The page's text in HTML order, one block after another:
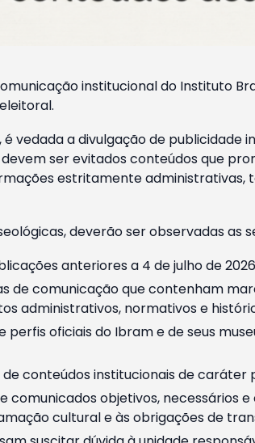
institucional do Instituto
vedada a divulgação de
ser evitados conteúdos que
estritamente administrativas,
deverão ser observadas as
anteriores a 4 de julho de
de comunicação que contenham
administrativos, normativos e
oficiais do Ibram e de seus
conteúdos institucionais de caráter
comunicados objetivos,
cultural e às obrigações de